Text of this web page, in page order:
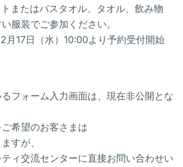
またはバスタオル、タオル、飲み物
でご参加ください。
17日（水）10:00より予約受付開始
フォーム入力画面は、現在非公開とな
希望のお客さまは
すが、
ィ交流センターに直接お問い合わせい